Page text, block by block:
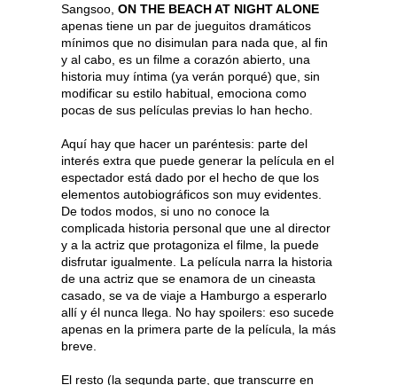
Sangsoo, ON THE BEACH AT NIGHT ALONE
apenas tiene un par de jueguitos dramáticos
mínimos que no disimulan para nada que, al fin
y al cabo, es un filme a corazón abierto, una
historia muy íntima (ya verán porqué) que, sin
modificar su estilo habitual, emociona como
pocas de sus películas previas lo han hecho.
Aquí hay que hacer un paréntesis: parte del
interés extra que puede generar la película en el
espectador está dado por el hecho de que los
elementos autobiográficos son muy evidentes.
De todos modos, si uno no conoce la
complicada historia personal que une al director
y a la actriz que protagoniza el filme, la puede
disfrutar igualmente. La película narra la historia
de una actriz que se enamora de un cineasta
casado, se va de viaje a Hamburgo a esperarlo
allí y él nunca llega. No hay spoilers: eso sucede
apenas en la primera parte de la película, la más
breve.
El resto (la segunda parte, que transcurre en